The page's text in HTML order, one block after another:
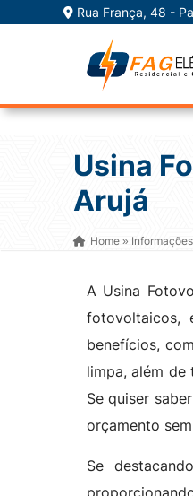
Rua França, 48 -
Usina
Arujá
Home » Informações
A Usina
fotovoltaicos,
benefícios,
limpa, além de
Se quiser
orçamento
Se